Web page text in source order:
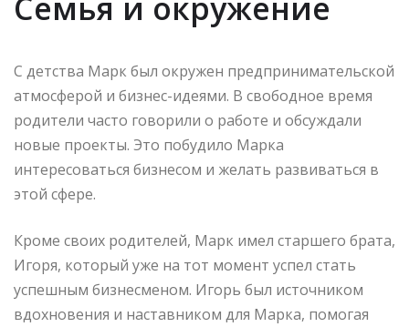
С детства Марк был окружен предпринимательской
атмосферой и бизнес-идеями. В свободное время
родители часто говорили о работе и обсуждали
новые проекты. Это побудило Марка
интересоваться бизнесом и желать развиваться в
этой сфере.
Кроме своих родителей, Марк имел старшего брата,
Игоря, который уже на тот момент успел стать
успешным бизнесменом. Игорь был источником
вдохновения и наставником для Марка, помогая